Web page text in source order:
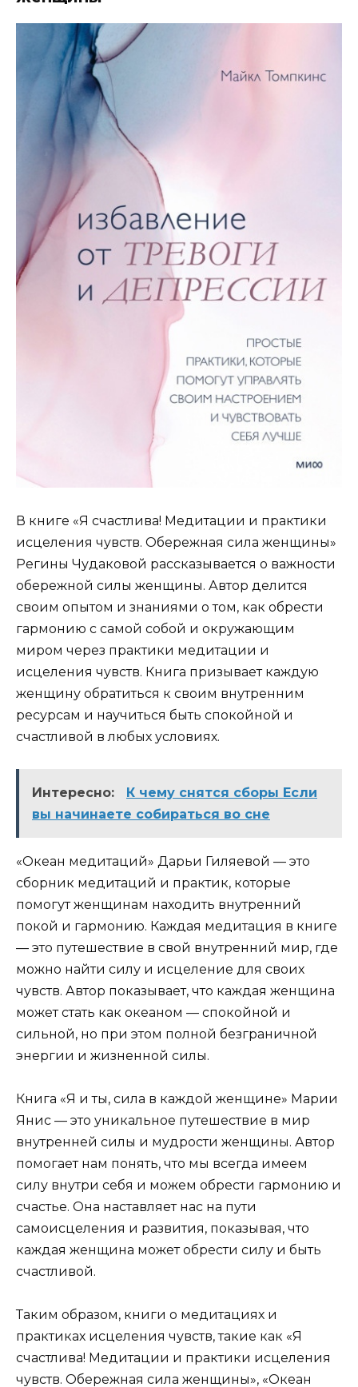
В книге «Я счастлива! Медитации и практики
исцеления чувств. Обережная сила женщины»
Регины Чудаковой рассказывается о важности
обережной силы женщины. Автор делится
своим опытом и знаниями о том, как обрести
гармонию с самой собой и окружающим
миром через практики медитации и
исцеления чувств. Книга призывает каждую
женщину обратиться к своим внутренним
ресурсам и научиться быть спокойной и
счастливой в любых условиях.
Интересно:
К чему снятся сборы Если
вы начинаете собираться во сне
«Океан медитаций» Дарьи Гиляевой — это
сборник медитаций и практик, которые
помогут женщинам находить внутренний
покой и гармонию. Каждая медитация в книге
— это путешествие в свой внутренний мир, где
можно найти силу и исцеление для своих
чувств. Автор показывает, что каждая женщина
может стать как океаном — спокойной и
сильной, но при этом полной безграничной
энергии и жизненной силы.
Книга «Я и ты, сила в каждой женщине» Марии
Янис — это уникальное путешествие в мир
внутренней силы и мудрости женщины. Автор
помогает нам понять, что мы всегда имеем
силу внутри себя и можем обрести гармонию и
счастье. Она наставляет нас на пути
самоисцеления и развития, показывая, что
каждая женщина может обрести силу и быть
счастливой.
Таким образом, книги о медитациях и
практиках исцеления чувств, такие как «Я
счастлива! Медитации и практики исцеления
чувств. Обережная сила женщины», «Океан